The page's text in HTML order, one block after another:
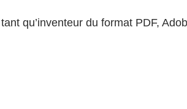
qu’inventeur du format PDF,